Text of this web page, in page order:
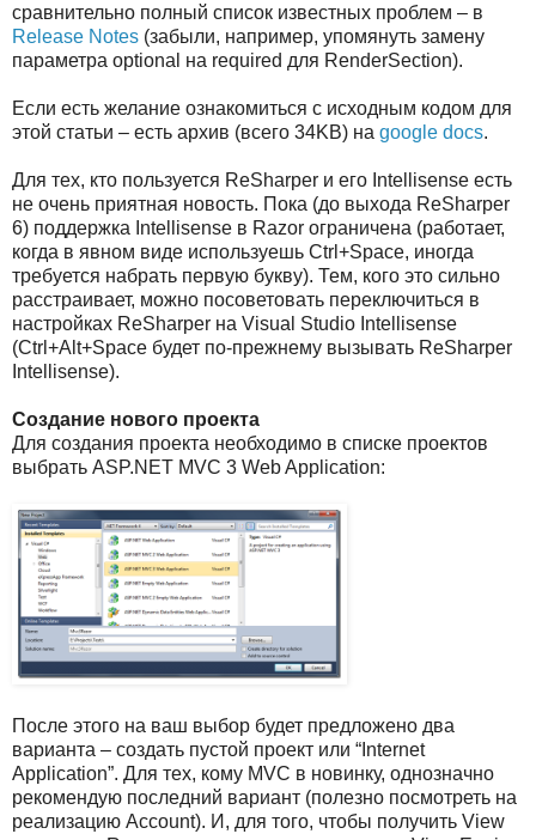
сравнительно полный список известных проблем – в
Release Notes (забыли, например, упомянуть замену
параметра optional на required для RenderSection).
Если есть желание ознакомиться с исходным кодом для
этой статьи – есть архив (всего 34KB) на google docs.
Для тех, кто пользуется ReSharper и его Intellisense есть
не очень приятная новость. Пока (до выхода ReSharper
6) поддержка Intellisense в Razor ограничена (работает,
когда в явном виде используешь Ctrl+Space, иногда
требуется набрать первую букву). Тем, кого это сильно
расстраивает, можно посоветовать переключиться в
настройках ReSharper на Visual Studio Intellisense
(Ctrl+Alt+Space будет по-прежнему вызывать ReSharper
Intellisense).
Создание нового проекта
Для создания проекта необходимо в списке проектов
выбрать ASP.NET MVC 3 Web Application:
После этого на ваш выбор будет предложено два
варианта – создать пустой проект или “Internet
Application”. Для тех, кому MVC в новинку, однозначно
рекомендую последний вариант (полезно посмотреть на
реализацию Account). И, для того, чтобы получить View